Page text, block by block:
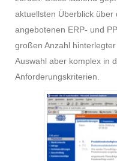
aktuellsten Überblick
angebotenen ERP- und
großen Anzahl
Auswahl aber komplex in
Anforderungskriterien.